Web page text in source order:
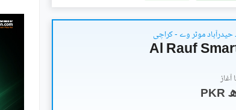
حیدرآباد موٹر وے - کراچی
Al Rauf
PKR